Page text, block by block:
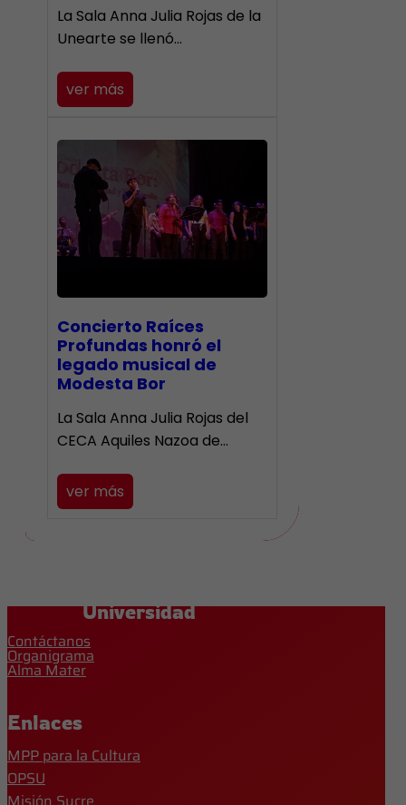
​La Sala Anna Julia Rojas de la
Unearte se llenó…
ver más
​Concierto Raíces
Profundas honró el
legado musical de
Modesta Bor
La Sala Anna Julia Rojas del
CECA Aquiles Nazoa de…
ver más
Universidad
Contáctanos
Organigrama
Alma Mater
Enlaces
MPP para la Cultura
OPSU
Misión Sucre